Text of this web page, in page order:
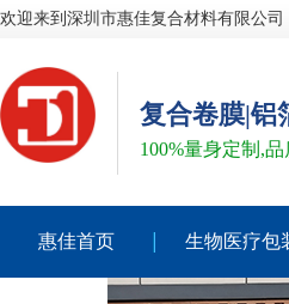
欢迎来到深圳市惠佳复合材料有限公司
复合卷膜|铝
100%量身定制,
惠佳首页 生物医疗包